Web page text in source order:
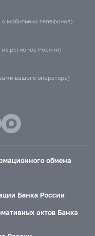
с мобильных телефонов)
регионов России)
вашего оператора)
обмена
Банка России
актов Банка